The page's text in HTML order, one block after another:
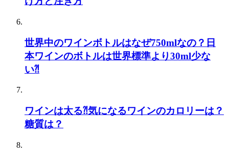
世界中のワインボトルはなぜ750mlなの？日
本ワインのボトルは世界標準より30ml少な
い⁈
ワインは太る⁈気になるワインのカロリーは？
糖質は？